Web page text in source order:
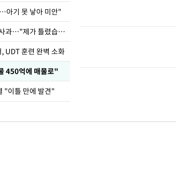
아기 못 낳아 미안"
표창원, 남규리에 15년 만에 사과…"제가 틀렸습니다"
UDT 훈련 완벽 소화
450억에 매물로"
"이틀 만에 발견"